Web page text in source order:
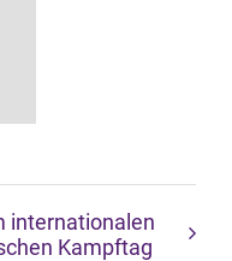
internationalen
Kampftag